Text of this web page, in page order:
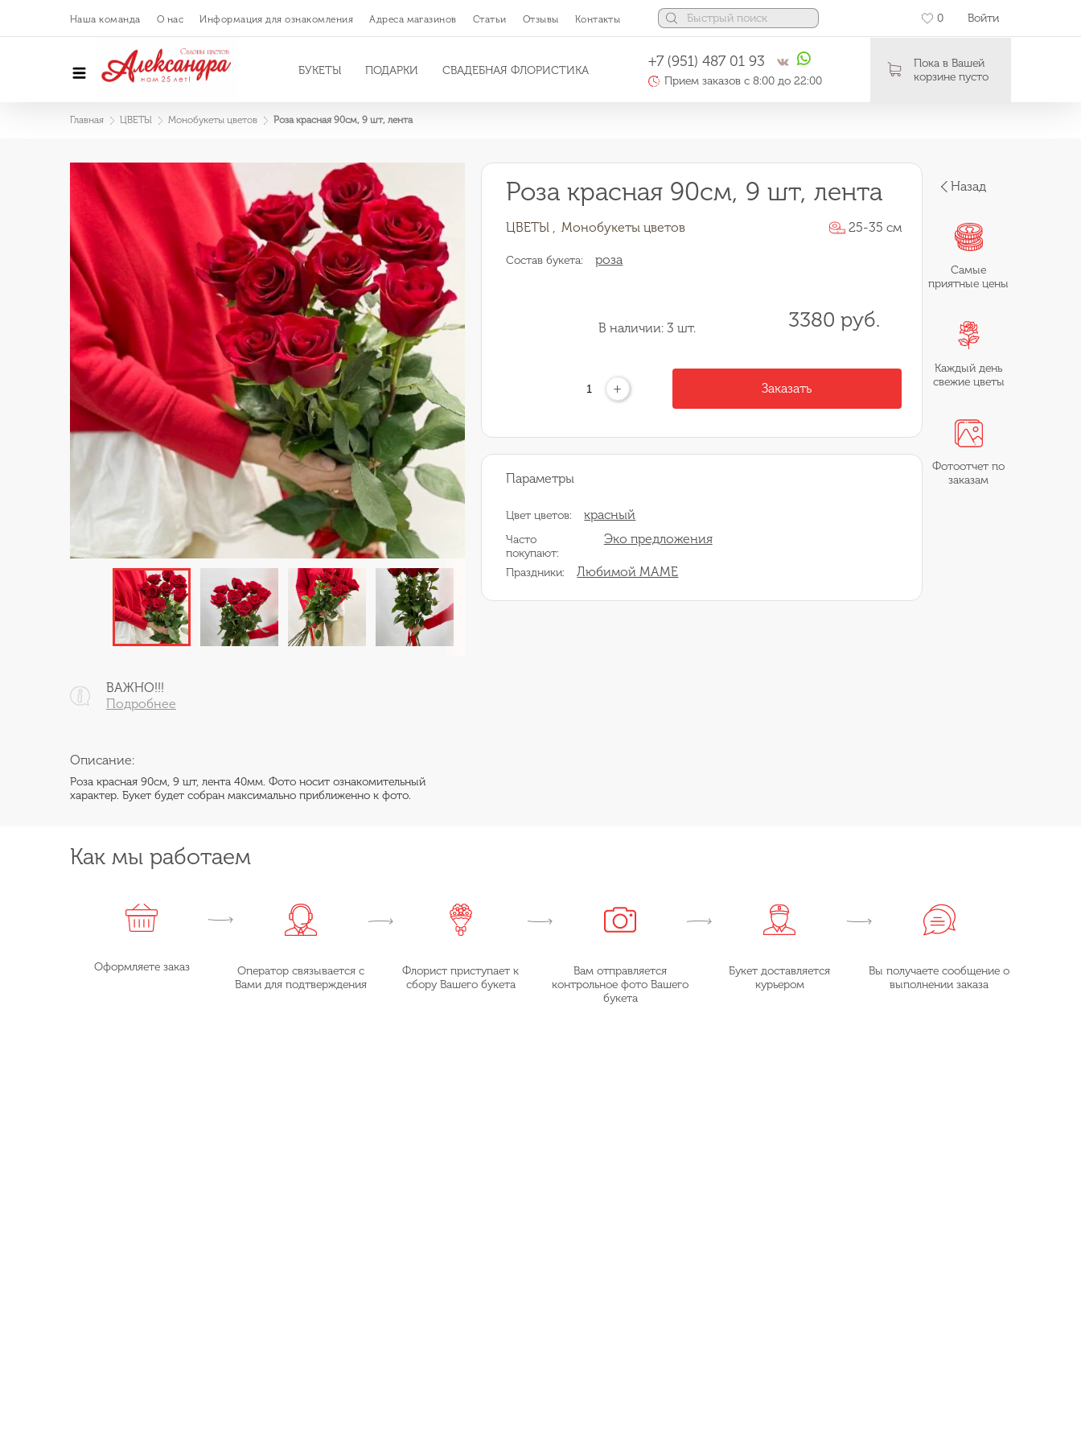
Наша команда О нас Информация для ознакомления Адреса магазинов Статьи Отзывы Контакты 0 Войти
БУКЕТЫ ПОДАРКИ СВАДЕБНАЯ ФЛОРИСТИКА
+7 (951) 487 01 93
Прием заказов с 8:00 до 22:00
Пока в Вашей
корзине пусто
Главная ЦВЕТЫ Монобукеты цветов Роза красная 90см, 9 шт, лента
ВАЖНО!!!
Подробнее
Описание:
Роза красная 90см, 9 шт, лента 40мм. Фото носит ознакомительный
характер. Букет будет собран максимально приближенно к фото.
Роза красная 90см, 9 шт, лента
ЦВЕТЫ , Монобукеты цветов 25-35 см
Состав букета: роза
В наличии: 3 шт. 3380 руб.
+ Заказать
Параметры
Цвет цветов: красный
Часто
покупают:
Эко предложения
Праздники: Любимой МАМЕ
Назад
Самые
приятные цены
Каждый день
свежие цветы
Фотоотчет по
заказам
Как мы работаем
Оформляете заказ
Оператор связывается с
Вами для подтверждения
Флорист приступает к
сбору Вашего букета
Вам отправляется
контрольное фото Вашего
букета
Букет доставляется
курьером
Вы получаете сообщение о
выполнении заказа